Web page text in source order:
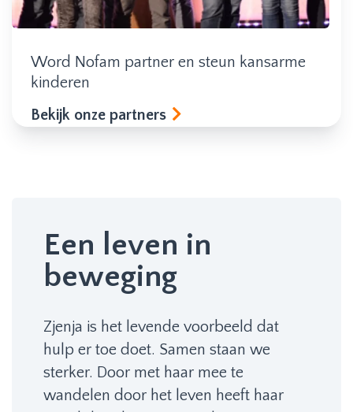
Word Nofam partner en steun kansarme
kinderen
Bekijk onze partners
Een leven in
beweging
Zjenja is het levende voorbeeld dat
hulp er toe doet. Samen staan we
sterker. Door met haar mee te
wandelen door het leven heeft haar